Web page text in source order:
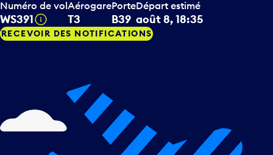
Numéro de vol
WS391 Infobulle
Aérogare
T3
Porte
B39
Départ estimé
août 8, 18:35
RECEVOIR DES NOTIFICATIONS